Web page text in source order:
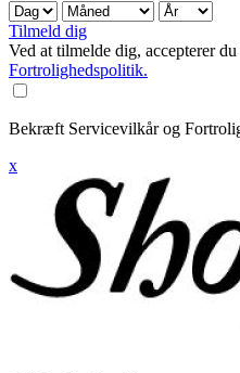
Tilmeld dig
Ved at tilmelde dig, accepterer
Fortrolighedspolitik.
Bekræft Servicevilkår og
x